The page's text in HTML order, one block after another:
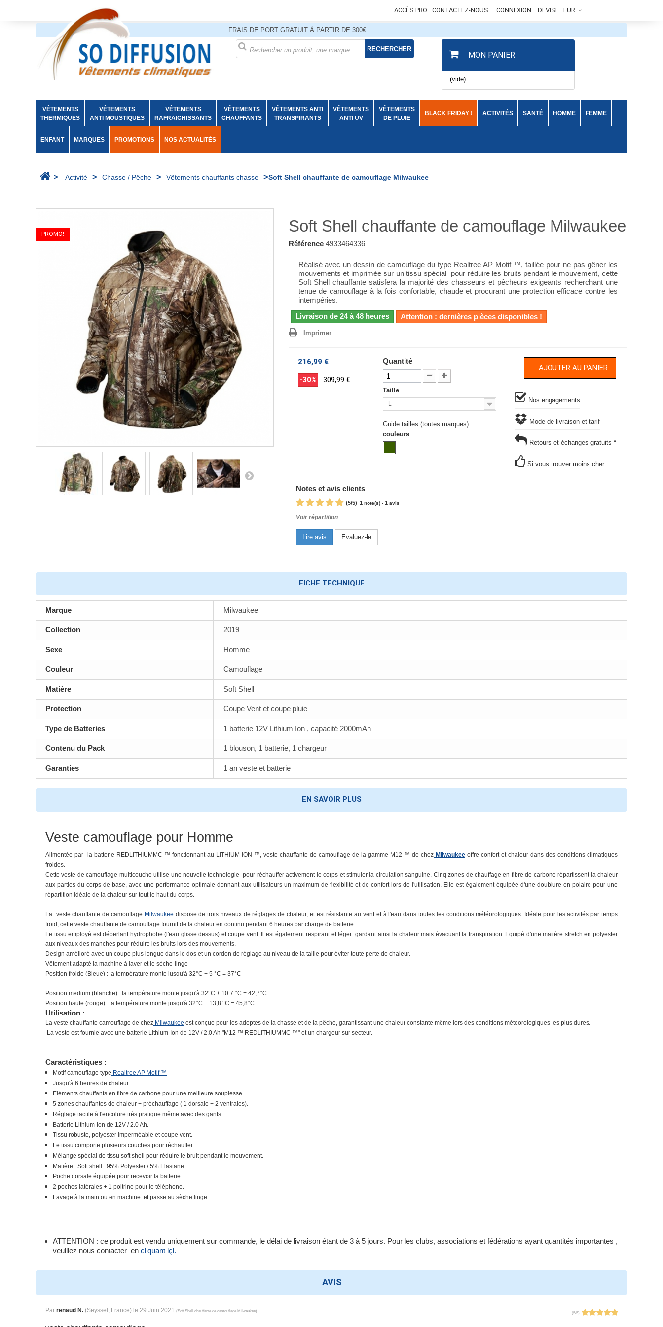
DEVISE : EUR
CONNEXION
ACCÈS PRO CONTACTEZ-NOUS
FRAIS DE PORT GRATUIT À PARTIR DE 300€
RECHERCHER
MON PANIER
(vide)
VÊTEMENTS
THERMIQUES
VÊTEMENTS
ANTI MOUSTIQUES
VÊTEMENTS
RAFRAICHISSANTS
VÊTEMENTS
CHAUFFANTS
VÊTEMENTS ANTI
TRANSPIRANTS
VÊTEMENTS
ANTI UV
VÊTEMENTS
DE PLUIE
BLACK FRIDAY ! ACTIVITÉS SANTÉ HOMME FEMME
ENFANT MARQUES PROMOTIONS NOS ACTUALITÉS
> Activité > Chasse / Pêche > Vêtements chauffants chasse >Soft Shell chauffante de camouflage Milwaukee
PROMO! Soft Shell chauffante de camouflage Milwaukee
Référence 4933464336
Réalisé avec un dessin de camouflage du type Realtree AP Motif ™, taillée pour ne pas gêner les
mouvements et imprimée sur un tissu spécial pour réduire les bruits pendant le mouvement, cette
Soft Shell chauffante satisfera la majorité des chasseurs et pêcheurs exigeants recherchant une
tenue de camouflage à la fois confortable, chaude et procurant une protection efficace contre les
intempéries.
Livraison de 24 à 48 heures
Attention : dernières pièces disponibles !
Imprimer
216,99 €
-30%
309,99 €
Quantité
Taille
L
Guide tailles (toutes marques)
couleurs
AJOUTER AU PANIER
Nos engagements
Mode de livraison et tarif
Retours et échanges gratuits *
Si vous trouver moins cher
Notes et avis clients
(5/5) 1 note(s) - 1 avis
Voir répartition
Lire avis Evaluez-le
FICHE TECHNIQUE
Marque Milwaukee
Collection 2019
Sexe Homme
Couleur Camouflage
Matière Soft Shell
Protection Coupe Vent et coupe pluie
Type de Batteries 1 batterie 12V Lithium Ion , capacité 2000mAh
Contenu du Pack 1 blouson, 1 batterie, 1 chargeur
Garanties 1 an veste et batterie
EN SAVOIR PLUS
Veste camouflage pour Homme
Alimentée par la batterie REDLITHIUMMC ™ fonctionnant au LITHIUM-ION ™, veste chauffante de camouflage de la gamme M12 ™ de chez Milwaukee offre confort et chaleur dans des conditions climatiques
froides.
Cette veste de camouflage multicouche utilise une nouvelle technologie pour réchauffer activement le corps et stimuler la circulation sanguine. Cinq zones de chauffage en fibre de carbone répartissent la chaleur
aux parties du corps de base, avec une performance optimale donnant aux utilisateurs un maximum de flexibilité et de confort lors de l'utilisation. Elle est également équipée d'une doublure en polaire pour une
répartition idéale de la chaleur sur tout le haut du corps.
La veste chauffante de camouflage Milwaukee dispose de trois niveaux de réglages de chaleur, et est résistante au vent et à l'eau dans toutes les conditions météorologiques. Idéale pour les activités par temps
froid, cette veste chauffante de camouflage fournit de la chaleur en continu pendant 6 heures par charge de batterie.
Le tissu employé est déperlant hydrophobe (l'eau glisse dessus) et coupe vent. Il est également respirant et léger gardant ainsi la chaleur mais évacuant la transpiration. Equipé d'une matière stretch en polyester
aux niveaux des manches pour réduire les bruits lors des mouvements.
Design amélioré avec un coupe plus longue dans le dos et un cordon de réglage au niveau de la taille pour éviter toute perte de chaleur.
Vêtement adapté la machine à laver et le sèche-linge
Position froide (Bleue) : la température monte jusqu'à 32°C + 5 °C = 37°C
Position medium (blanche) : la température monte jusqu'à 32°C + 10.7 °C = 42,7°C
Position haute (rouge) : la température monte jusqu'à 32°C + 13,8 °C = 45,8°C
Utilisation :
La veste chauffante camouflage de chez Milwaukee est conçue pour les adeptes de la chasse et de la pêche, garantissant une chaleur constante même lors des conditions météorologiques les plus dures.
La veste est fournie avec une batterie Lithium-Ion de 12V / 2.0 Ah "M12 ™ REDLITHIUMMC ™" et un chargeur sur secteur.
Caractéristiques :
Motif camouflage type Realtree AP Motif ™
Jusqu'à 6 heures de chaleur.
Eléments chauffants en fibre de carbone pour une meilleure souplesse.
5 zones chauffantes de chaleur + préchauffage ( 1 dorsale + 2 ventrales).
Réglage tactile à l'encolure très pratique même avec des gants.
Batterie Lithium-Ion de 12V / 2.0 Ah.
Tissu robuste, polyester imperméable et coupe vent.
Le tissu comporte plusieurs couches pour réchauffer.
Mélange spécial de tissu soft shell pour réduire le bruit pendant le mouvement.
Matière : Soft shell : 95% Polyester / 5% Elastane.
Poche dorsale équipée pour recevoir la batterie.
2 poches latérales + 1 poitrine pour le téléphone.
Lavage à la main ou en machine et passe au sèche linge.
ATTENTION : ce produit est vendu uniquement sur commande, le délai de livraison étant de 3 à 5 jours. Pour les clubs, associations et fédérations ayant quantités importantes ,
veuillez nous contacter en cliquant içi.
AVIS
Par renaud N. (Seyssel, France) le 29 Juin 2021 (Soft Shell chauffante de camouflage Milwaukee) : (5/5)